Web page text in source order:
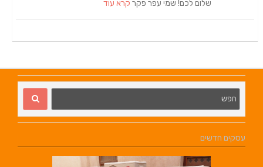
שלום לכם! שמי עפר פקר קרא עוד
עסקים חדשים